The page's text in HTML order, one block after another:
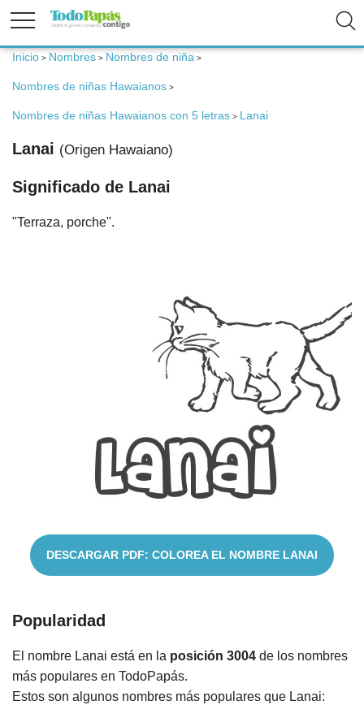
Fertilidad
Embarazo
Niños
Inicio > Nombres > Nombres de niña >
Nombres de niñas Hawaianos >
Nombres de niñas Hawaianos con 5 letras > Lanai
Lanai (Origen Hawaiano)
Significado de Lanai
"Terraza, porche".
DESCARGAR PDF: COLOREA EL NOMBRE LANAI
Popularidad
El nombre Lanai está en la posición 3004 de los nombres
más populares en TodoPapás.
Estos son algunos nombres más populares que Lanai: